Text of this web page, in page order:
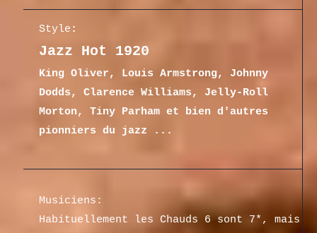
Style :
Jazz Hot 1920
King Oliver, Louis Armstrong, Johnny
Dodds, Clarence Williams, Jelly-Roll
Morton, Tiny Parham et bien d'autres
pionniers du jazz ...
Musiciens:
Habituellement les Chauds 6 sont 7*, mais